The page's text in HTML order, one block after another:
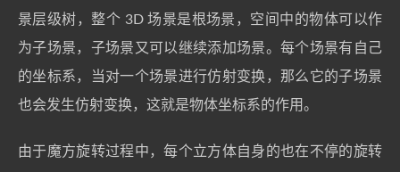
景层级树，整个 3D 场景是根场景，空间中的物体可以作
为子场景，子场景又可以继续添加场景。每个场景有自己
的坐标系，当对一个场景进行仿射变换，那么它的子场景
也会发生仿射变换，这就是物体坐标系的作用。
由于魔方旋转过程中，每个立方体自身的也在不停的旋转